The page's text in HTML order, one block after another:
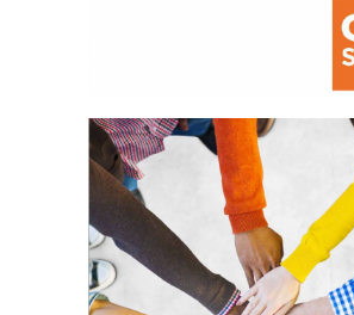
La prévention des
d’intérêts
18 septembre 2023
105329 Total 0 Votes 0 0 Aidez-
améliorer...
FEUILLETER